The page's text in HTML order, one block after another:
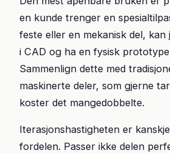
en kunde trenger en
feste eller en mekanisk del, kan
i CAD og ha en fysisk
Sammenlign dette med
maskinerte deler, som gjerne
koster det mangedobbelte.
Iterasjonshastigheten er
fordelen. Passer ikke delen